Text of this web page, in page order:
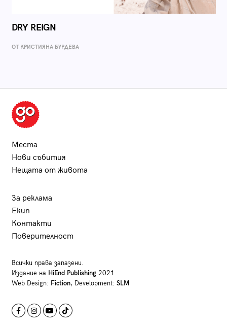
DRY REIGN
ОТ КРИСТИЯНА БУРДЕВА
Места
Нови събития
Нещата от живота
За реклама
Екип
Контакти
Поверителност
Всички права запазени.
Издание на HiEnd Publishing2021
Web Design: Fiction, Development: SLM